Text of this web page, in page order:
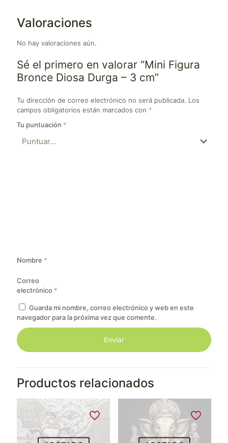
Valoraciones
No hay valoraciones aún.
Sé el primero en valorar “Mini Figura
Bronce Diosa Durga – 3 cm”
Tu dirección de correo electrónico no será publicada. Los
campos obligatorios están marcados con *
Tu puntuación *
Nombre *
Correo
electrónico *
Guarda mi nombre, correo electrónico y web en este
navegador para la próxima vez que comente.
Productos relacionados